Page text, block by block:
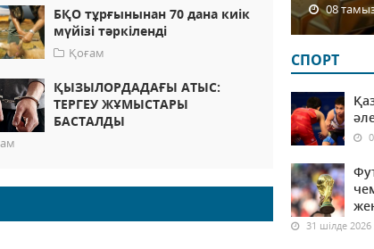
БҚО тұрғынынан 70 дана киік
мүйізі тәркіленді
Қоғам
ҚЫЗЫЛОРДАДАҒЫ АТЫС:
ТЕРГЕУ ЖҰМЫСТАРЫ
БАСТАЛДЫ
08
СПОРТ
31 шілде